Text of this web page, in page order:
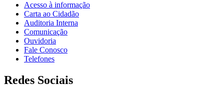
Acesso à informação
Carta ao Cidadão
Auditoria Interna
Comunicação
Ouvidoria
Fale Conosco
Telefones
Redes Sociais